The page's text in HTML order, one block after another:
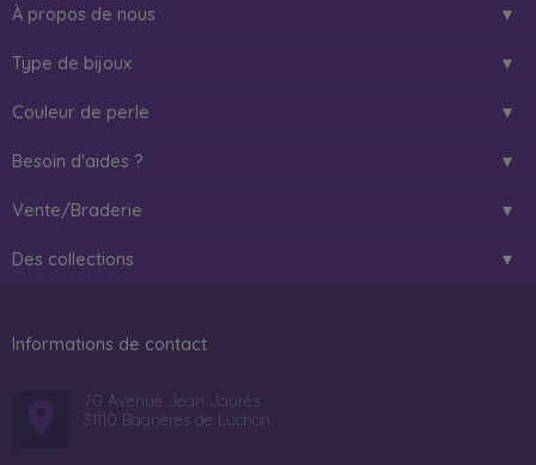
À propos de nous
Type de bijoux
Couleur de perle
Besoin d'aides ?
Vente/Braderie
Des collections
Informations de contact
70 Avenue Jean Jaurès
31110 Bagnères de Luchon